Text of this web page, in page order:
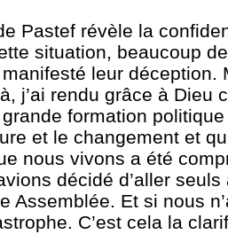
Pastef révèle la
situation, beaucoup
leur déception.
j’ai rendu grâce à Dieu
formation
et le changement et
nous vivons a été
décidé d’aller
Assemblée. Et si nous
C’est cela la